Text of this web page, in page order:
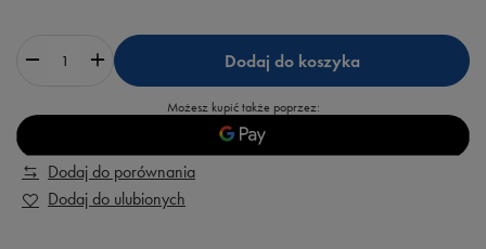
Dodaj do koszyka
Możesz kupić także poprzez:
Dodaj do porównania
Dodaj do ulubionych